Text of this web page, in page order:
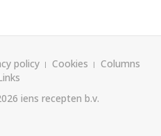
policy Cookies
Columns
iens recepten b.v.